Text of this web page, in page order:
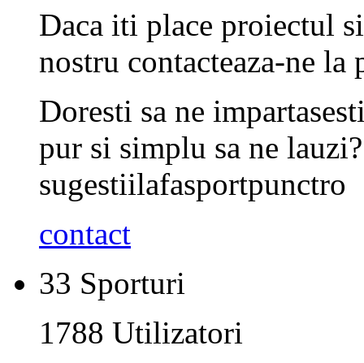
Daca iti place proiectul
nostru contacteaza-ne la
Doresti sa ne
pur si simplu sa ne
sugestiilafasportpunctro
contact
33 Sporturi
1788 Utilizatori